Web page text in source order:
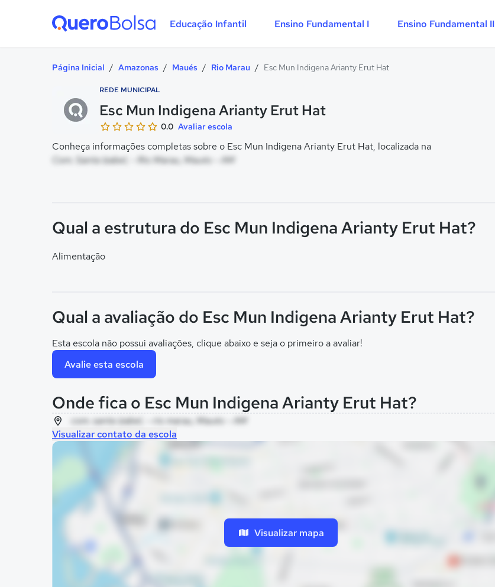
Educação Infantil Ensino Fundamental I Ensino Fundamental II
Página Inicial / Amazonas / Maués / Rio Marau / Esc Mun Indigena Arianty Erut Hat
REDE MUNICIPAL
Esc Mun Indigena Arianty Erut Hat
0.0 Avaliar escola
Conheça informações completas sobre o Esc Mun Indigena Arianty Erut Hat, localizada na
Com. Santa Izabel, - Rio Marau, Maués - AM
Qual a estrutura do Esc Mun Indigena Arianty Erut Hat?
Alimentação
Qual a avaliação do Esc Mun Indigena Arianty Erut Hat?
Esta escola não possui avaliações, clique abaixo e seja o primeiro a avaliar!
Avalie esta escola
Onde fica o Esc Mun Indigena Arianty Erut Hat?
com. santa izabel, - rio marau, Maués - AM
Visualizar contato da escola
Visualizar mapa